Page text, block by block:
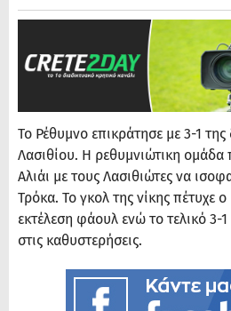
Το Ρέθυμνο επικράτησε με 3-1
Λασιθίου. Η ρεθυμνιώτικη ομάδα
Αλιάι με τους Λασιθιώτες να
Τρόκα. Το γκολ της νίκης πέτυχε
εκτέλεση φάουλ ενώ το τελικό
στις καθυστερήσεις.